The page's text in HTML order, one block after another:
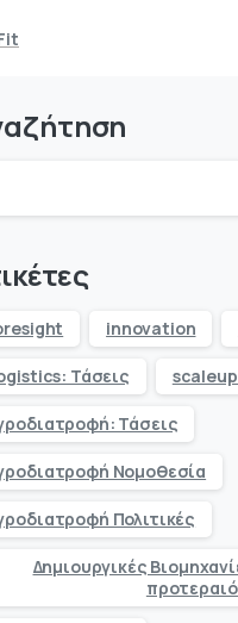
innovation
Τάσεις
Τάσεις
Νομοθεσία
Πολιτικές
Δημιουργικές